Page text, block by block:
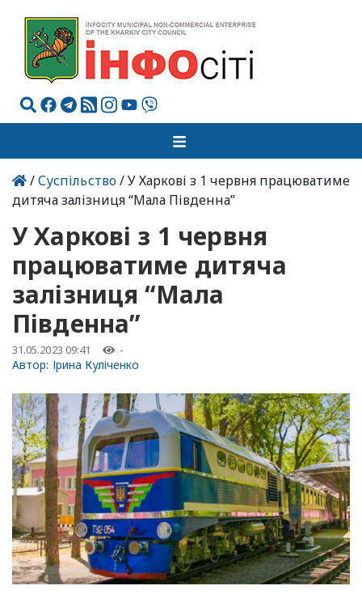
/Суспільство/ У Харкові з 1 червня працюватиме
дитяча залізниця “Мала Південна”
У Харкові з 1 червня
працюватиме дитяча
залізниця “Мала
Південна”
31.05.2023 09:41 -
Автор: Ірина Куліченко